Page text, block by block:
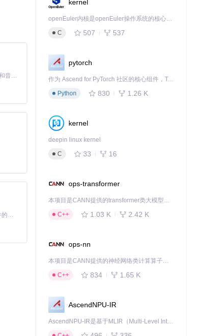
MiniMax H3 是一个通用的全模态生成系统。它支持对由文本、图像、视频和音频组成的多模态上下文进行统一理解，并能生成分辨率高达 2K、时长可达 15 秒的带原生立体声音频的视频。得益于面向任务泛化的系统设计，H3 在预训练阶段就已具备广泛的多模态上下文理解与生成能力，能够出色地执行复杂的多模态指令。
基于Python的Xiaozhi AI，适用于想要完整Xiaozhi体验而无需拥有专用硬件的用户。
kernel
openEuler内核是openEuler操作系统的核心，既是系统性能与稳定性的基石，也是连接处理器、设备与服务的桥梁。
C
507 537
pytorch
作为 Ascend for PyTorch 社区的核心组件，TorchNPU 是昇腾专为 PyTorch 打造的深度学习适配插件，使 PyTorch 框架能够直接调用昇腾 NPU，为开发者提供昇腾 AI 处理器的超强算力。
Python
830 1.26 K
kernel
deepin linux kernel
C
33 16
ops-transformer
本项目是CANN提供的transformer类大模型算子库，实现网络在NPU上加速计算。
C++
1.03 K 2.42 K
ops-nn
本项目是CANN提供的神经网络类计算算子库，实现网络在NPU上加速计算。
C++
834 1.65 K
AscendNPU-IR
AscendNPU-IR是基于MLIR（Multi-Level Intermediate Representation）构建的，面向昇腾亲和算子编译时使用的中间表示，提供昇腾完备表达能力，通过编译优化提升昇腾AI处理器计算效率，支持通过生态框架使能昇腾AI处理器与深度调优